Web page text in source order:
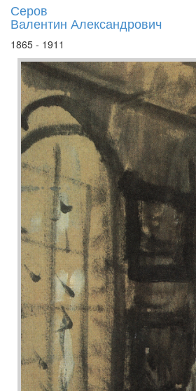
Серов
Валентин Александрович
1865 - 1911